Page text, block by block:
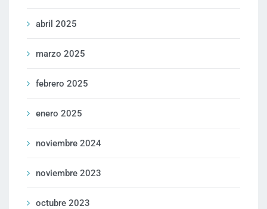
abril 2025
marzo 2025
febrero 2025
enero 2025
noviembre 2024
noviembre 2023
octubre 2023